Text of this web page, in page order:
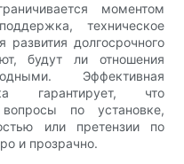
моментом
техническое
долгосрочного
будут ли отношения
Эффективная
гарантирует, что
по установке,
или претензии по
и прозрачно.